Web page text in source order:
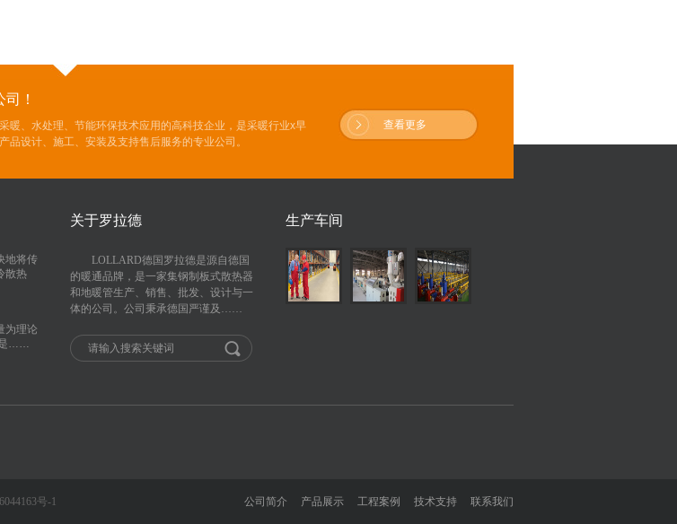
！
暖、水处理、节能环保技术应用的高科技企业，是采暖行业x早
设计、施工、安装及支持售后服务的专业公司。
查看更多
地将传
散热
为理论
是……
关于罗拉德
LOLLARD德国罗拉德是源自德国
的暖通品牌，是一家集钢制板式散热器
和地暖管生产、销售、批发、设计与一
体的公司。公司秉承德国严谨及……
生产车间
号-1 公司简介 产品展示 工程案例 技术支持 联系我们